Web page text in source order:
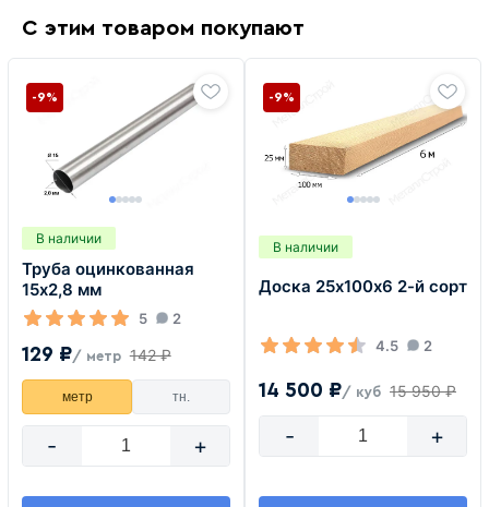
С этим товаром покупают
В наличии
Труба оцинкованная
15х2,8 мм
5 2
129 ₽/ метр 142 ₽
-9%
метр тн.
- +
В наличии
Доска 25х100х6 2-й сорт
4.5 2
14 500 ₽/ куб 15 950 ₽
-9%
- +